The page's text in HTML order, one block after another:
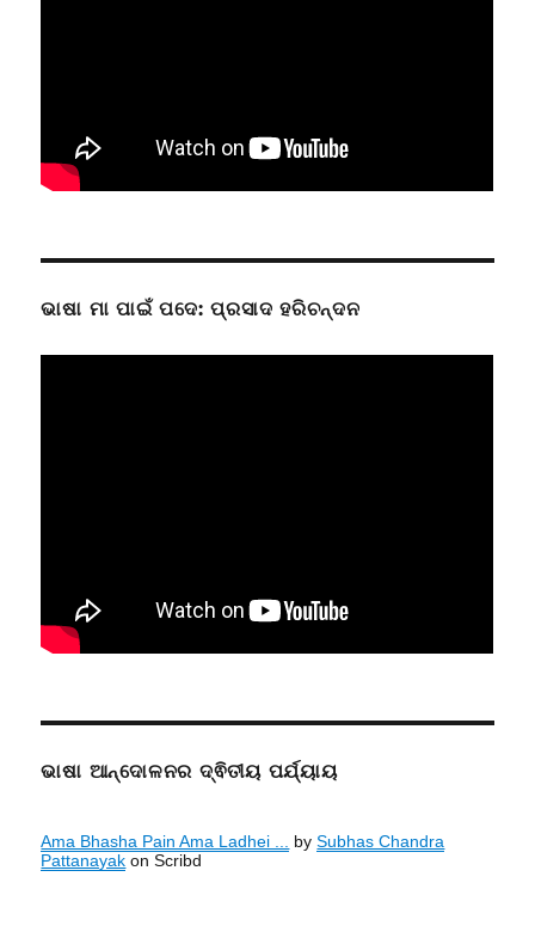
ଭାଷା ମା ପାଇଁ ପଦେ: ପ୍ରସାଦ ହରିଚନ୍ଦନ
ଭାଷା ଆନ୍ଦୋଳନର ଦ୍ଵିତୀୟ ପର୍ଯ୍ୟାୟ
Ama Bhasha Pain Ama Ladhei ... bySubhas Chandra
Pattanayak on Scribd